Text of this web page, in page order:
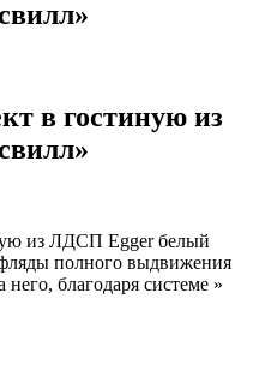
в гостиную из
из ЛДСП Egger белый
полного выдвижения
благодаря системе »